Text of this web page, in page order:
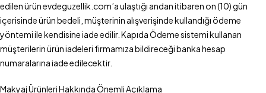
edilen ürün evdeguzellik.com’a ulaştığı andan itibaren on (10) gün
içerisinde ürün bedeli, müşterinin alışverişinde kullandığı ödeme
yöntemi ile kendisine iade edilir. Kapıda Ödeme sistemi kullanan
müşterilerin ürün iadeleri firmamıza bildireceği banka hesap
numaralarına iade edilecektir.
Makyaj Ürünleri Hakkında Önemli Açıklama